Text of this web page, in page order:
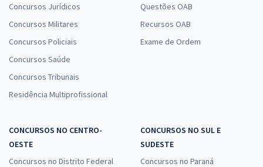
Concursos Jurídicos
Concursos Militares
Concursos Policiais
Concursos Saúde
Concursos Tribunais
Residência Multiprofissional
Questões OAB
Recursos OAB
Exame de Ordem
CONCURSOS NO CENTRO-
OESTE
Concursos no Distrito Federal
CONCURSOS NO SUL E
SUDESTE
Concursos no Paraná